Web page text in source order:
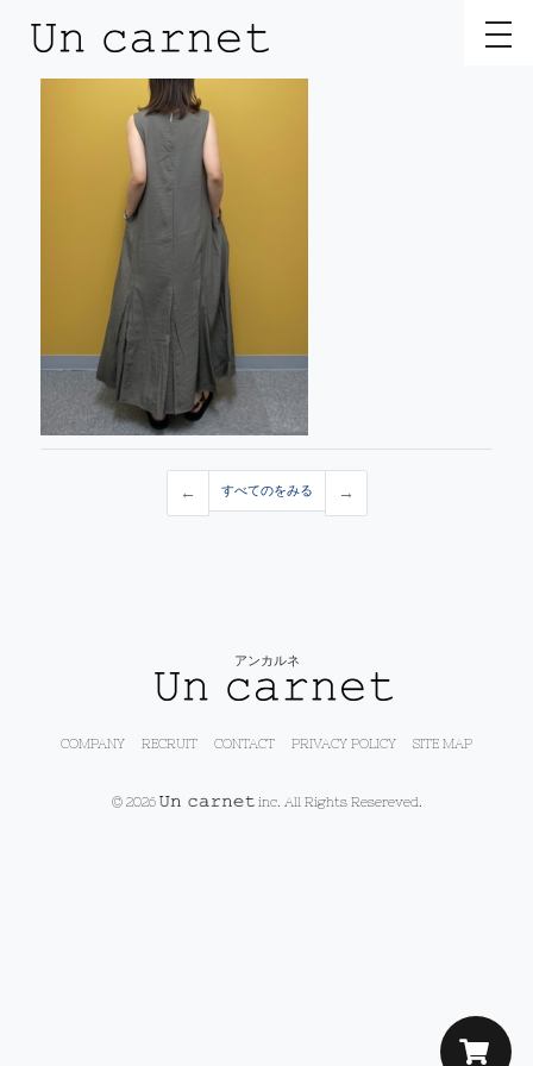
← すべてのをみる →
アンカルネ
COMPANY RECRUIT CONTACT PRIVACY POLICY SITE MAP
© 2026 inc. All Rights Resereved.